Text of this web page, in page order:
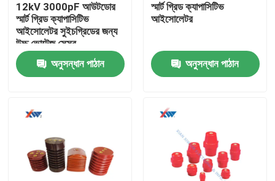
12kV 3000pF আউটডোর
স্মার্ট গ্রিড ক্যাপাসিটিভ
আইসোলেটর সুইচগ্রিডের জন্য
উচ্চ ভোল্টেজ সেন্সর
অনুসন্ধান পাঠান
স্মার্ট গ্রিড ক্যাপাসিটিভ
আইসোলেটর
অনুসন্ধান পাঠান